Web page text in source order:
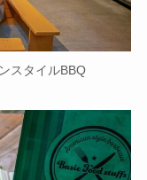
スタイルBBQ